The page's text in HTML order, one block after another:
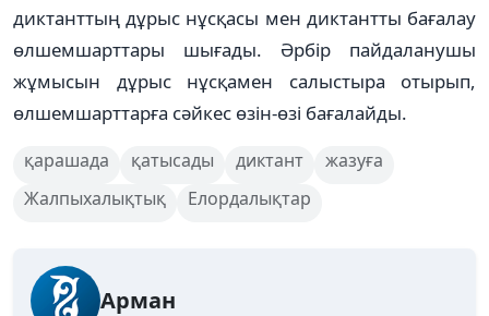
диктанттың дұрыс нұсқасы мен диктантты бағалау
өлшемшарттары шығады. Әрбір пайдаланушы
жұмысын дұрыс нұсқамен салыстыра отырып,
өлшемшарттарға сәйкес өзін-өзі бағалайды.
қарашада қатысады диктант
жазуға
Жалпыхалықтық
Елордалықтар
Арман